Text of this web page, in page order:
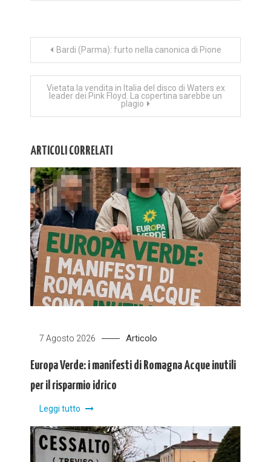
Navigazione
articoli
Bardi (Parma): furto nella canonica di Pione
Vietata la vendita in Italia del disco di Waters ex
leader dei Pink Floyd. La copertina sarebbe un
plagio
ARTICOLI CORRELATI
7 Agosto 2026 Articolo
Europa Verde: i manifesti di Romagna Acque inutili
per il risparmio idrico
Leggi tutto